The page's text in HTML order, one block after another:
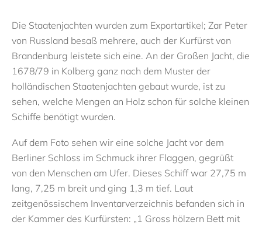
Die Staatenjachten wurden zum Exportartikel; Zar Peter
von Russland besaß mehrere, auch der Kurfürst von
Brandenburg leistete sich eine. An der Großen Jacht, die
1678/79 in Kolberg ganz nach dem Muster der
holländischen Staatenjachten gebaut wurde, ist zu
sehen, welche Mengen an Holz schon für solche kleinen
Schiffe benötigt wurden.
Auf dem Foto sehen wir eine solche Jacht vor dem
Berliner Schloss im Schmuck ihrer Flaggen, gegrüßt
von den Menschen am Ufer. Dieses Schiff war 27,75 m
lang, 7,25 m breit und ging 1,3 m tief. Laut
zeitgenössischem Inventarverzeichnis befanden sich in
der Kammer des Kurfürsten: „1 Gross hölzern Bett mit